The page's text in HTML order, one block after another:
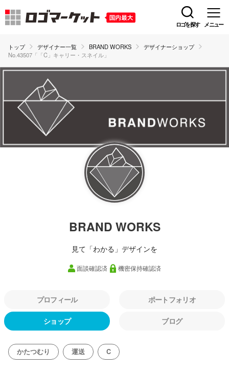
ロゴを探す メニュー
トップ デザイナー一覧 BRAND WORKS
デザイナーショップ
No.43507「「C」キャリー・スネイル」
BRAND WORKS
見て「わかる」デザインを
面談確認済 機密保持確認済
プロフィール ポートフォリオ
ショップ ブログ
かたつむり 運送 C